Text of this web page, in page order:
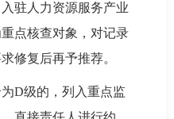
驻人力资源服务产业
点核查对象，对记录
修复后再予推荐。
为D级的，列入重点监